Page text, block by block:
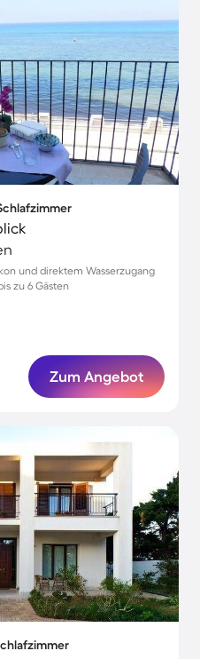
und direktem Wasserzugang
zu 6 Gästen
Zum Angebot